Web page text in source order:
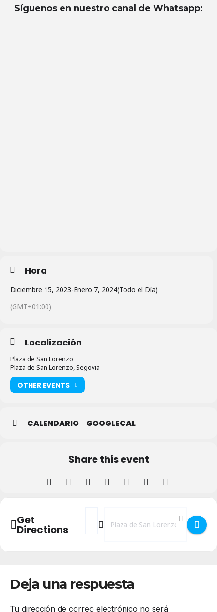
Síguenos en nuestro canal de Whatsapp:
Hora
Diciembre 15, 2023-Enero 7, 2024(Todo el Día)
(GMT+01:00)
Localización
Plaza de San Lorenzo
Plaza de San Lorenzo, Segovia
OTHER EVENTS
CALENDARIO GOOGLECAL
Share this event
Get
Directions
Address - Belén Monumental de la
Destination Address - Belén
Deja una respuesta
Tu dirección de correo electrónico no será